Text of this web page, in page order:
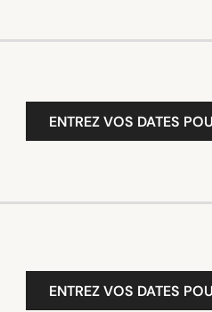
ENTREZ VOS DATES
ENTREZ VOS DATES